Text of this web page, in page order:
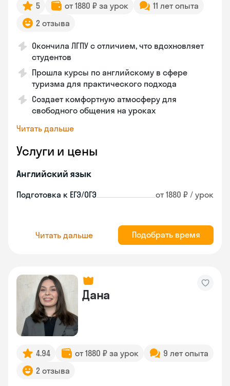
5 от 1880 ₽ за урок
11 лет опыта
2 отзыва
Окончила ЛГПУ с отличием, что вдохновляет
студентов
Прошла курсы по английскому в сфере
туризма для практического подхода
Создает комфортную атмосферу для
свободного общения на уроках
Читать дальше
Услуги и цены
Английский язык
Подготовка к ЕГЭ/ОГЭ от 1880 ₽ / урок
Читать дальше Подобрать время
Дана
4.94 от 1880 ₽ за урок
9 лет опыта
2 отзыва